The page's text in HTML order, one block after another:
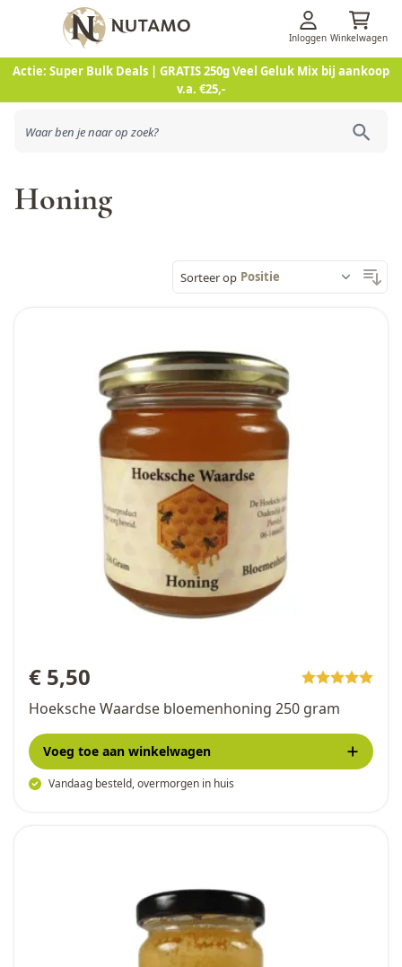
Actie: Super Bulk Deals | GRATIS 250g Veel Geluk Mix bij aankoop
v.a. €25,-
Ga naar de inhoud
Inloggen Winkelwagen
Honing
Sorteer op
€ 5,50
Hoeksche Waardse bloemenhoning 250 gram
Vandaag besteld, overmorgen in huis
Voeg toe aan winkelwagen